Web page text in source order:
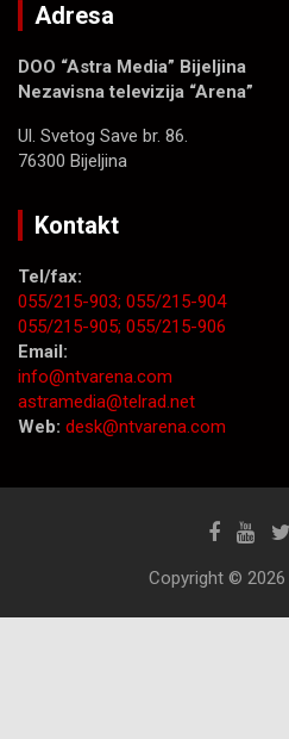
Adresa
DOO “Astra Media” Bijeljina
Nezavisna televizija “Arena”
Ul. Svetog Save br. 86.
76300 Bijeljina
Kontakt
Tel/fax:
055/215-903; 055/215-904
055/215-905; 055/215-906
Email:
info@ntvarena.com
astramedia@telrad.net
Web: desk@ntvarena.com
Copyright © 2026